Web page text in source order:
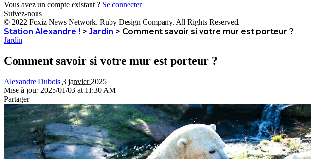
Vous avez un compte existant ? Se connecter
Suivez-nous
© 2022 Foxiz News Network. Ruby Design Company. All Rights Reserved.
Station Alexandre ! > Jardin > Comment savoir si votre mur est porteur ?
Jardin
Comment savoir si votre mur est porteur ?
Alexandre Dubois 3 janvier 2025
Mise à jour 2025/01/03 at 11:30 AM
Partager